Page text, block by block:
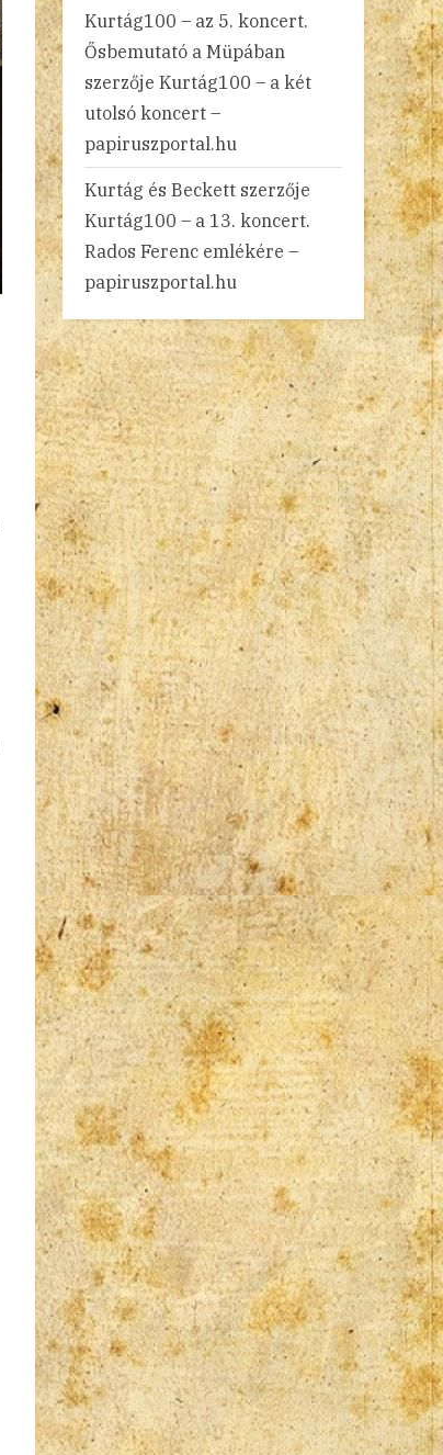
Kurtág100 – az 5. koncert.
Ősbemutató a Müpában
szerzője Kurtág100 – a két
utolsó koncert –
papiruszportal.hu
Kurtág és Beckett szerzője
Kurtág100 – a 13. koncert.
Rados Ferenc emlékére –
papiruszportal.hu